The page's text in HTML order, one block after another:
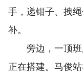
手，递钳子、拽
补。
旁边，一顶班
正在搭建。马俊